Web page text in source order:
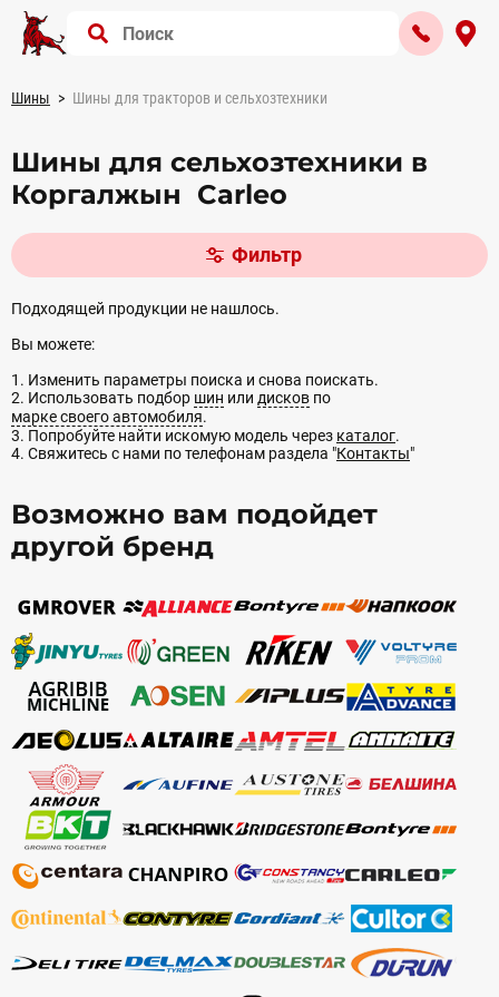
Шины Шины для тракторов и сельхозтехники
Шины для сельхозтехники в
Коргалжын Carleo
Фильтр
Подходящей продукции не нашлось.
Вы можете:
1. Изменить параметры поиска и снова поискать.
2. Использовать подбор шин или дисков по
марке своего автомобиля.
3. Попробуйте найти искомую модель через каталог.
4. Свяжитесь с нами по телефонам раздела "Контакты"
Возможно вам подойдет
другой бренд